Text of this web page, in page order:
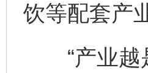
饮等配套产
“产业越